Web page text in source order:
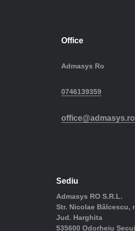
Office
Admasys Ro
0746139359
office@admasys.ro
Sediu
Admasys RO S.R.L.
Str. Nicolae Bălcescu,
Jud. Harghita
535600 Odorheiu